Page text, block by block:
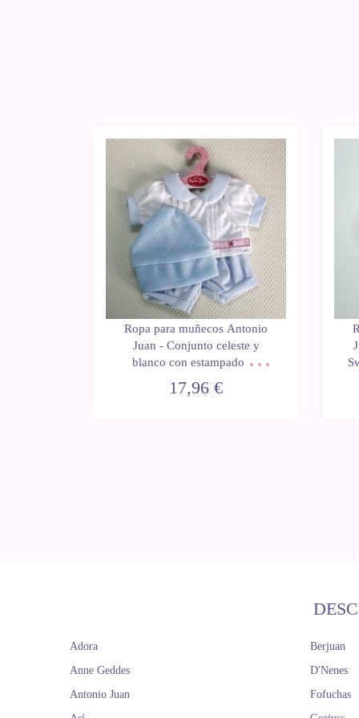
Ropa para muñecos Antonio
Juan - Conjunto celeste y
blanco con estampado de
40-42 cm
17,96 €
Adora
Anne Geddes
Antonio Juan
Berjuan
D'Nenes
Fofuchas